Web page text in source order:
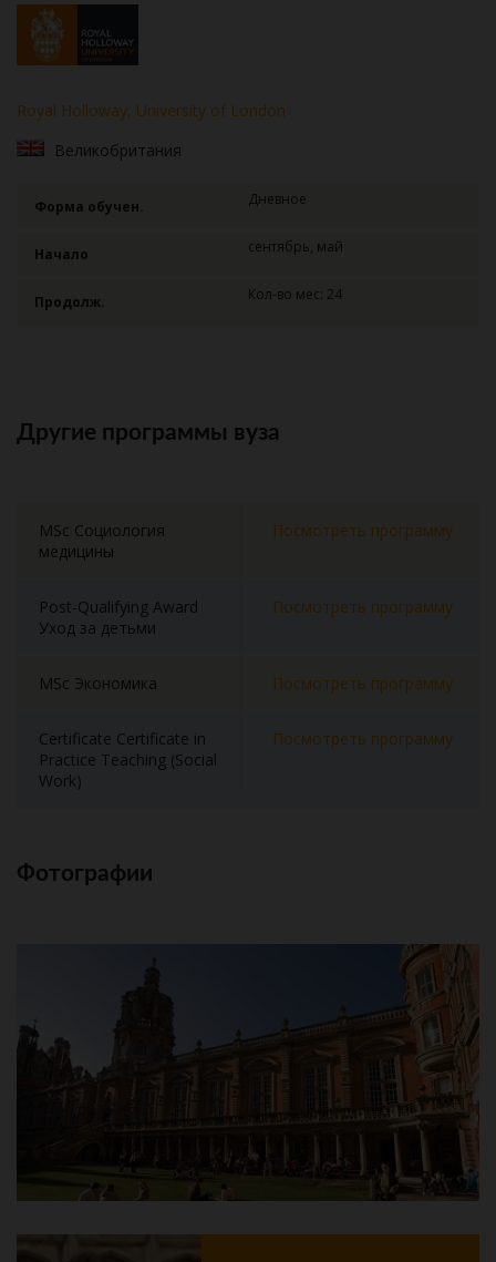
Royal Holloway, University of London
Великобритания
Форма обучен. Дневное
Начало сентябрь, май
Продолж. Кол-во мес: 24
Другие программы вуза
MSc Социология
медицины
Посмотреть программу
Post-Qualifying Award
Уход за детьми
Посмотреть программу
MSc Экономика Посмотреть программу
Certificate Certificate in
Practice Teaching (Social
Work)
Посмотреть программу
Фотографии